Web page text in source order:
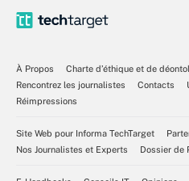
À Propos
Charte d’éthique et de
Rencontrez les journalistes
Contacts
Réimpressions
Site Web pour Informa TechTarget
Nos Journalistes et Experts
Dossier de